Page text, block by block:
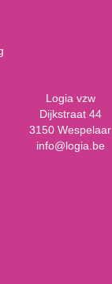
Logia vzw
Dijkstraat 44
3150 Wespelaar
info@logia.be